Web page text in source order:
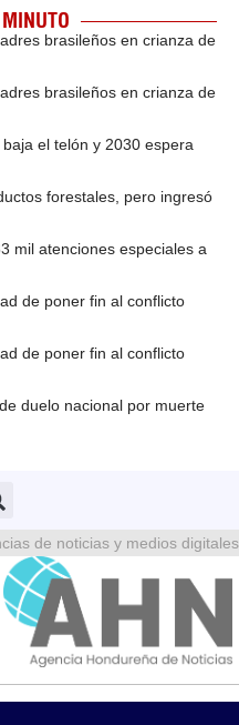
brasileños en crianza de
brasileños en crianza de
el telón y 2030 espera
forestales, pero ingresó
mil atenciones especiales a
de poner fin al conflicto
de poner fin al conflicto
duelo nacional por muerte
de noticias y medios digitales